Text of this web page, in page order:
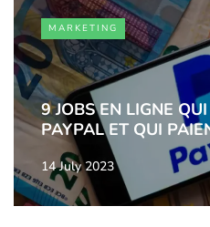
MARKETING
9 JOBS EN LIGNE
PAYPAL ET QUI
14 July 2023